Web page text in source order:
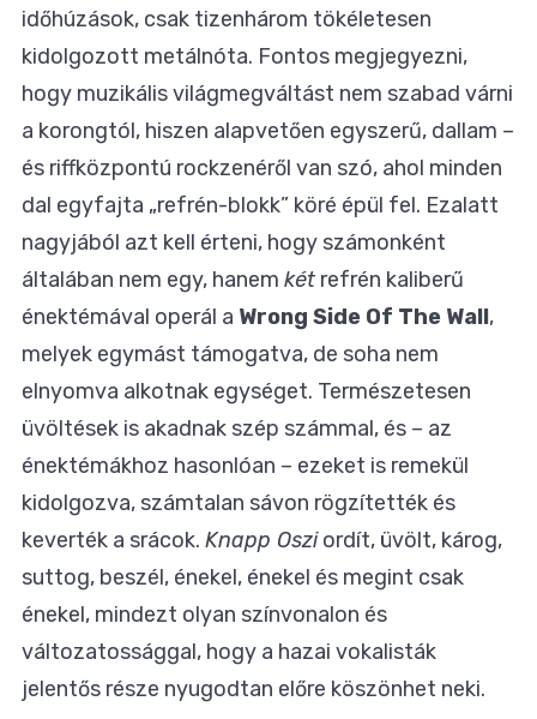
időhúzások, csak tizenhárom tökéletesen
kidolgozott metálnóta. Fontos megjegyezni,
hogy muzikális világmegváltást nem szabad várni
a korongtól, hiszen alapvetően egyszerű, dallam –
és riffközpontú rockzenéről van szó, ahol minden
dal egyfajta „refrén-blokk” köré épül fel. Ezalatt
nagyjából azt kell érteni, hogy számonként
általában nem egy, hanem két refrén kaliberű
énektémával operál a Wrong Side Of The Wall,
melyek egymást támogatva, de soha nem
elnyomva alkotnak egységet. Természetesen
üvöltések is akadnak szép számmal, és – az
énektémákhoz hasonlóan – ezeket is remekül
kidolgozva, számtalan sávon rögzítették és
keverték a srácok. Knapp Osziordít, üvölt, károg,
suttog, beszél, énekel, énekel és megint csak
énekel, mindezt olyan színvonalon és
változatossággal, hogy a hazai vokalisták
jelentős része nyugodtan előre köszönhet neki.